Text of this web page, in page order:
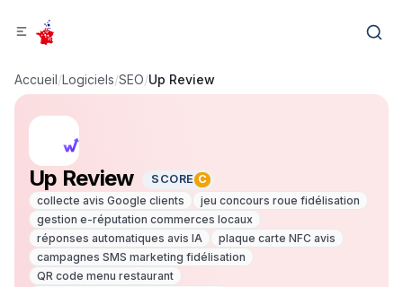
Accueil/Logiciels/SEO/Up Review
Up Review SCORE C
collecte avis Google clients
jeu concours roue fidélisation
gestion e-réputation commerces locaux
réponses automatiques avis IA
plaque carte NFC avis
campagnes SMS marketing fidélisation
QR code menu restaurant